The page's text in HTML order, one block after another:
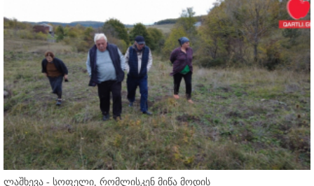
ლაშხევა - სოფელი, რომლისკენ მიწა მოდის